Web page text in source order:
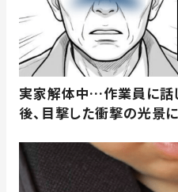
実家解体中…作業員に話
後、目撃した衝撃の光景に